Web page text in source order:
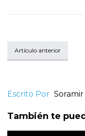
Artículo anterior
Escrito Por
También te